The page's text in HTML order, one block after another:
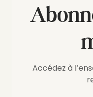
Accédez à